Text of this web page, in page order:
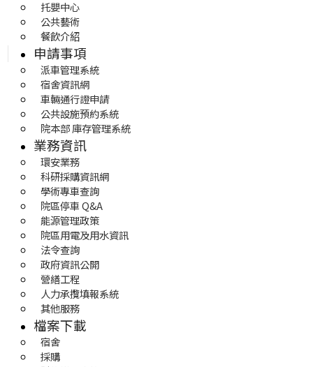
托嬰中心
公共藝術
餐飲介紹
申請事項
派車管理系統
宿舍資訊網
車輛通行證申請
公共設施預約系統
院本部 庫存管理系統
業務資訊
環安業務
科研採購資訊網
學術專車查詢
院區停車 Q&A
能源管理政策
院區用電及用水資訊
法令查詢
政府資訊公開
營繕工程
人力承攬填報系統
其他服務
檔案下載
宿舍
採購